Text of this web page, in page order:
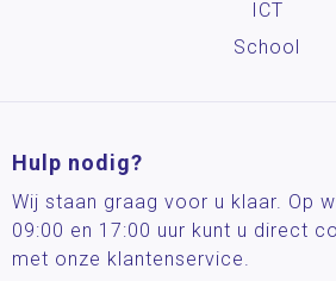
ICT
School
Hulp nodig?
Wij staan graag voor u klaar. Op
09:00 en 17:00 uur kunt u direct
met onze klantenservice.